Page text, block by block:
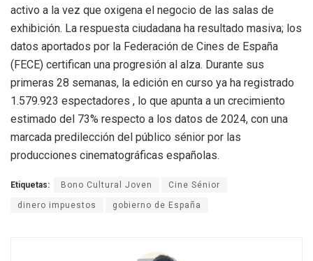
activo a la vez que oxigena el negocio de las salas de
exhibición. La respuesta ciudadana ha resultado masiva; los
datos aportados por la Federación de Cines de España
(FECE) certifican una progresión al alza. Durante sus
primeras 28 semanas, la edición en curso ya ha registrado
1.579.923 espectadores , lo que apunta a un crecimiento
estimado del 73% respecto a los datos de 2024, con una
marcada predilección del público sénior por las
producciones cinematográficas españolas.
Etiquetas: Bono Cultural Joven Cine Sénior
dinero impuestos gobierno de España